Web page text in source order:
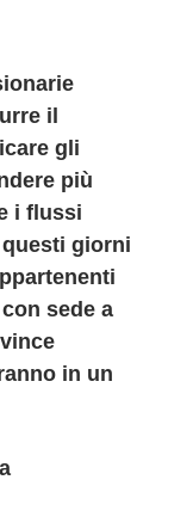
il
gli
più
i flussi
giorni
sede a
in un